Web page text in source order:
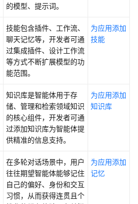
的模型、提示词。
技能包含插件、工作流、
聊天记忆等，开发者可通
过集成插件、设计工作流
等方式不断扩展模型的功
能范围。
为应用添加
技能
知识库是智能体用于存
储、管理和检索领域知识
的核心组件，开发者可通
过添加知识库为智能体提
供精准的信息支持。
为应用添加
知识库
在多轮对话场景中，用户
往往期望智能体能够记住
自己的偏好、身份和交互
习惯，从而获得连贯且个
为应用添加
记忆